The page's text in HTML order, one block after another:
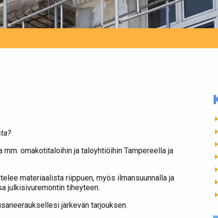
omakotitaloihin ja taloyhtiöihin Tampereella ja
materiaalista riippuen, myös ilmansuunnalla ja
julkisivuremontin tiheyteen.
järkevän tarjouksen.